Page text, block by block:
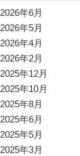
2026年6月
2026年5月
2026年4月
2026年2月
2025年12月
2025年10月
2025年8月
2025年6月
2025年5月
2025年3月